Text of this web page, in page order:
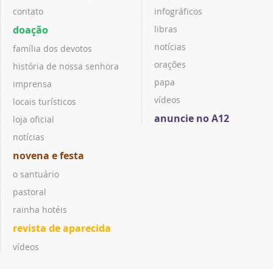
contato
doação
família dos devotos
história de nossa senhora
imprensa
locais turísticos
loja oficial
notícias
novena e festa
o santuário
pastoral
rainha hotéis
revista de aparecida
vídeos
infográficos
libras
notícias
orações
papa
vídeos
anuncie no A12